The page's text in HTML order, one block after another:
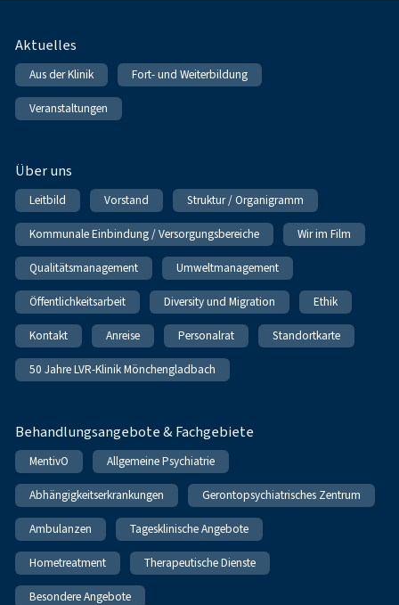
Fußnavigation
Aktuelles
Aus der Klinik Fort- und Weiterbildung
Veranstaltungen
Über uns
Leitbild Vorstand Struktur / Organigramm
Kommunale Einbindung / Versorgungsbereiche Wir im Film
Qualitätsmanagement Umweltmanagement
Öffentlichkeitsarbeit Diversity und Migration Ethik
Kontakt Anreise Personalrat Standortkarte
50 Jahre LVR-Klinik Mönchengladbach
Behandlungsangebote & Fachgebiete
MentivO Allgemeine Psychiatrie
Abhängigkeitserkrankungen Gerontopsychiatrisches Zentrum
Ambulanzen Tagesklinische Angebote
Hometreatment Therapeutische Dienste
Besondere Angebote